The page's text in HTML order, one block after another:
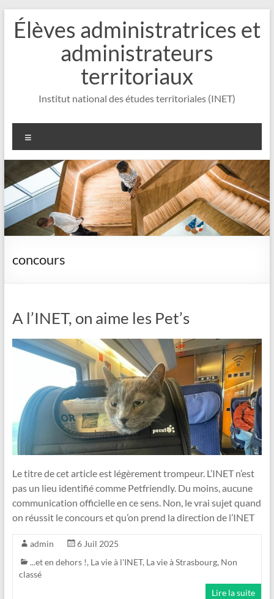
Aller
contenu
Élèves administratrices et
administrateurs
territoriaux
Institut national des études territoriales (INET)
concours
A l’INET, on aime les Pet’s
Le titre de cet article est légèrement trompeur. L’INET n’est
pas un lieu identifié comme Petfriendly. Du moins, aucune
communication officielle en ce sens. Non, le vrai sujet quand
on réussit le concours et qu’on prend la direction de l’INET
admin
6 Juil 2025
...et en dehors !, La vie à l'INET, La vie à Strasbourg, Non
classé
Lire la suite